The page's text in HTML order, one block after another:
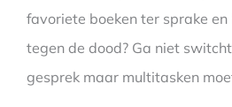
favoriete boeken ter sprake
tegen de dood? Ga niet
gesprek maar multitasken